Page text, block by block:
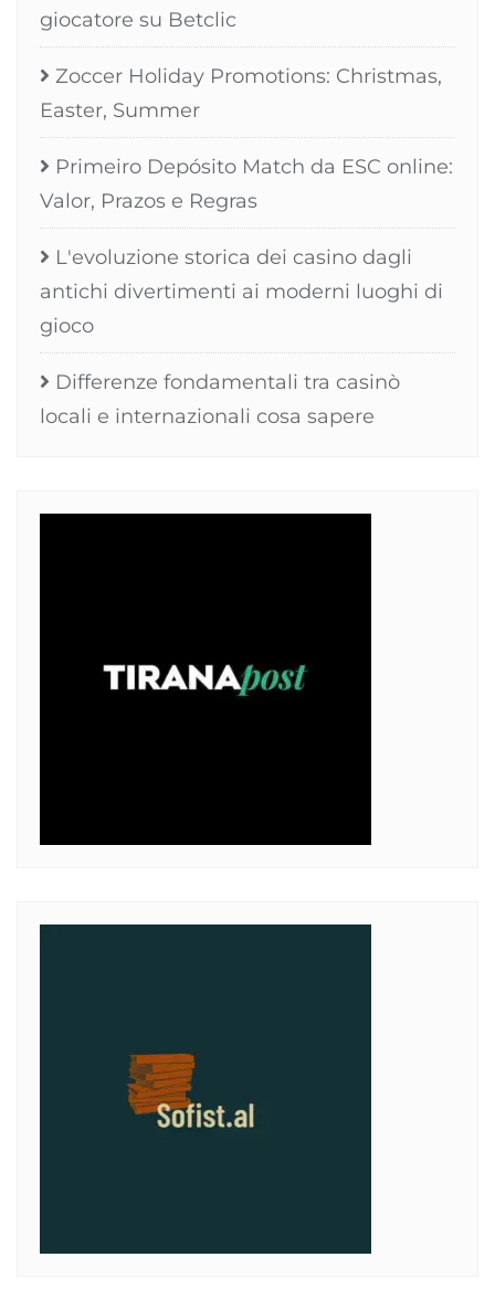
giocatore su Betclic
Zoccer Holiday Promotions: Christmas,
Easter, Summer
Primeiro Depósito Match da ESC online:
Valor, Prazos e Regras
L'evoluzione storica dei casino dagli
antichi divertimenti ai moderni luoghi di
gioco
Differenze fondamentali tra casinò
locali e internazionali cosa sapere